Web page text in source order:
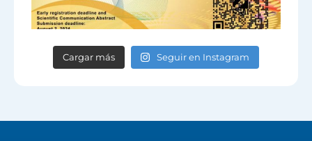
Cargar más Seguir en Instagram